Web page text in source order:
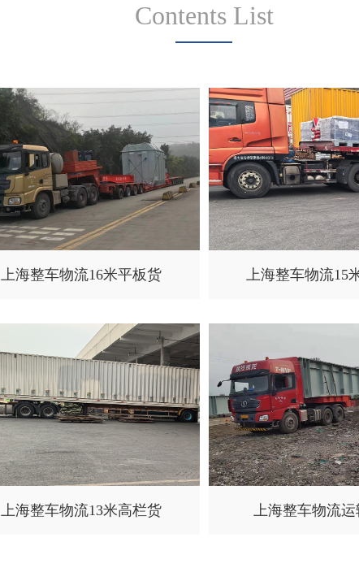
Contents List
上海整车物流16米平板货 上海整车物流15
上海整车物流13米高栏货 上海整车物流运